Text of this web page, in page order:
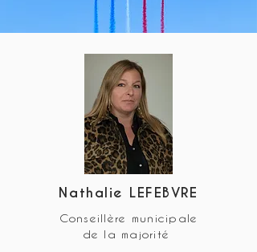
Nathalie LEFEBVRE
Conseillère municipale
de la majorité